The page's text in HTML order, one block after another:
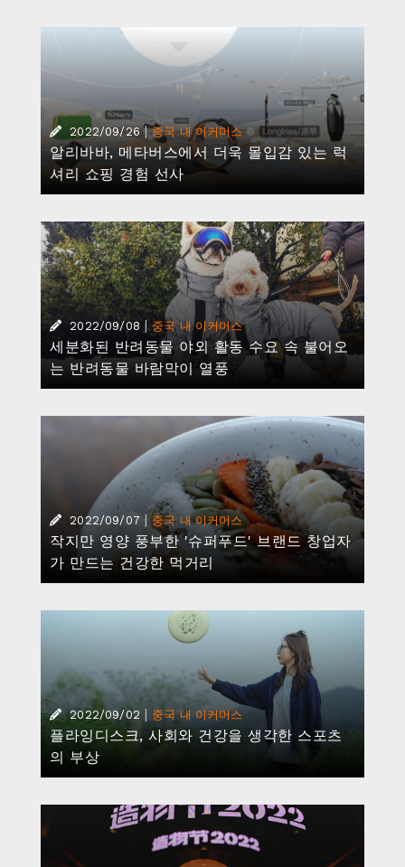
2022/09/26 | 중국 내 이커머스
알리바바, 메타버스에서 더욱 몰입감 있는 럭
셔리 쇼핑 경험 선사
2022/09/08 | 중국 내 이커머스
세분화된 반려동물 야외 활동 수요 속 불어오
는 반려동물 바람막이 열풍
2022/09/07 | 중국 내 이커머스
작지만 영양 풍부한 '슈퍼푸드' 브랜드 창업자
가 만드는 건강한 먹거리
2022/09/02 중국 내 이커머스
플라잉디스크, 사회와 건강을 생각한 스포츠
의 부상